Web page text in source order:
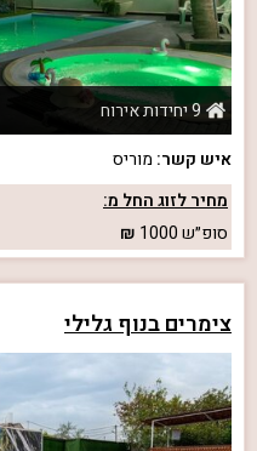
9 יחידות אירוח
איש קשר: מוריס
מחיר לזוג החל מ:
סופ״ש1000
צימרים בנוף גלילי